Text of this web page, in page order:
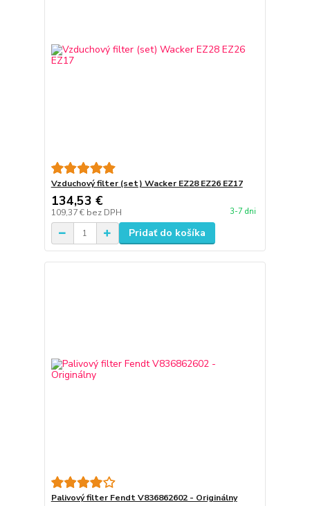
Vzduchový filter (set) Wacker EZ28 EZ26 EZ17
134,53 €
109,37 € bez DPH 3-7 dni
Pridať do košíka
Palivový filter Fendt V836862602 - Originálny